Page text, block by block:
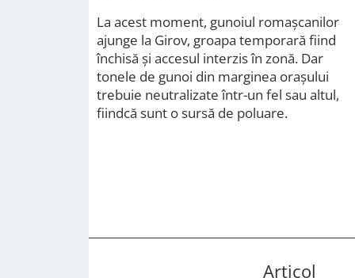
La acest moment, gunoiul romașcanilor
ajunge la Girov, groapa temporară fiind
închisă și accesul interzis în zonă. Dar
tonele de gunoi din marginea orașului
trebuie neutralizate într-un fel sau altul,
fiindcă sunt o sursă de poluare.
Articol